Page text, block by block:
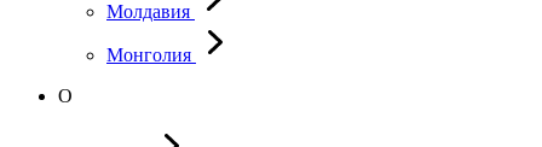
Молдавия
Монголия
О